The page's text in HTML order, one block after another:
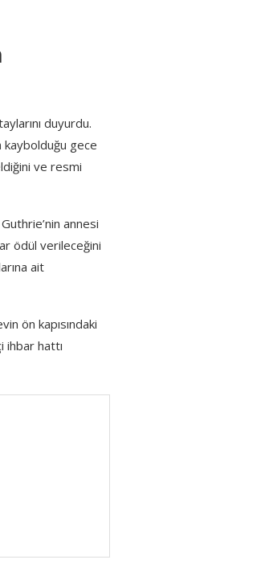
duyurdu.
kaybolduğu gece
ve resmi
annesi
ödül verileceğini
ait
ön kapısındaki
ihbar hattı